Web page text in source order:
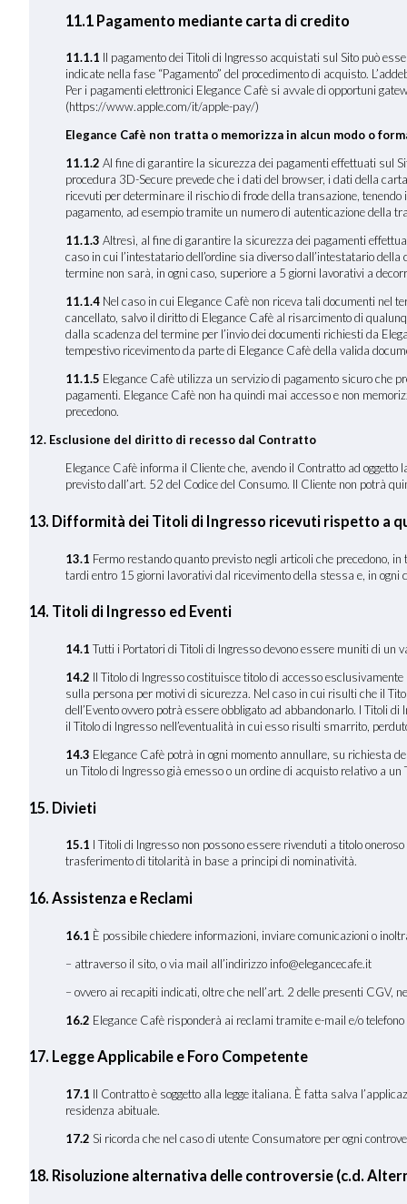
11.1 Pagamento mediante carta di credito
11.1.1 Il pagamento dei Titoli di Ingresso acquistati sul Sito può
indicate nella fase “Pagamento” del procedimento di acquisto.
Per i pagamenti elettronici Elegance Cafè si avvale di opportuni
(https://www.apple.com/it/apple-pay/)
Elegance Cafè non tratta o memorizza in alcun modo o
11.1.2Al fine di garantire la sicurezza dei pagamenti effettuati sul
procedura 3D-Secure prevede che i dati del browser, i dati della
ricevuti per determinare il rischio di frode della transazione,
pagamento, ad esempio tramite un numero di autenticazione della
11.1.3 Altresì, al fine di garantire la sicurezza dei pagamenti
caso in cui l’intestatario dell’ordine sia diverso dall’intestatario
termine non sarà, in ogni caso, superiore a 5 giorni lavorativi a
11.1.4 Nel caso in cui Elegance Cafè non riceva tali documenti nel
cancellato, salvo il diritto di Elegance Cafè al risarcimento di
dalla scadenza del termine per l’invio dei documenti richiesti da
tempestivo ricevimento da parte di Elegance Cafè della valida
11.1.5 Elegance Cafè utilizza un servizio di pagamento sicuro che
pagamenti. Elegance Cafè non ha quindi mai accesso e non
precedono.
12. Esclusione del diritto di recesso dal Contratto
Elegance Cafè informa il Cliente che, avendo il Contratto ad
previsto dall’art. 52 del Codice del Consumo. Il Cliente non potrà
13. Difformità dei Titoli di Ingresso ricevuti rispetto a
13.1 Fermo restando quanto previsto negli articoli che precedono,
tardi entro 15 giorni lavorativi dal ricevimento della stessa e, in ogni
14. Titoli di Ingresso ed Eventi
14.1 Tutti i Portatori di Titoli di Ingresso devono essere muniti di un
14.2 Il Titolo di Ingresso costituisce titolo di accesso
sulla persona per motivi di sicurezza. Nel caso in cui risulti che il
dell’Evento ovvero potrà essere obbligato ad abbandonarlo. I Titoli
il Titolo di Ingresso nell’eventualità in cui esso risulti smarrito,
14.3 Elegance Cafè potrà in ogni momento annullare, su richiesta
un Titolo di Ingresso già emesso o un ordine di acquisto relativo a
15. Divieti
15.1 I Titoli di Ingresso non possono essere rivenduti a titolo
trasferimento di titolarità in base a principi di nominatività.
16. Assistenza e Reclami
16.1 È possibile chiedere informazioni, inviare comunicazioni o
– attraverso il sito, o via mail all’indirizzo info@elegancecafe.it
– ovvero ai recapiti indicati, oltre che nell’art. 2 delle presenti CGV,
16.2 Elegance Cafè risponderà ai reclami tramite e-mail e/o
17. Legge Applicabile e Foro Competente
17.1 Il Contratto è soggetto alla legge italiana. È fatta salva
residenza abituale.
17.2 Si ricorda che nel caso di utente Consumatore per ogni
18. Risoluzione alternativa delle controversie (c.d.